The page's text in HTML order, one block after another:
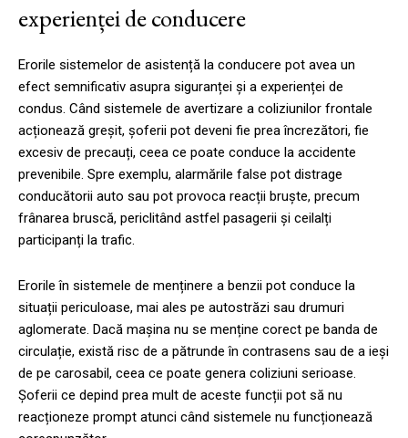
experienței de conducere
Erorile sistemelor de asistență la conducere pot avea un
efect semnificativ asupra siguranței și a experienței de
condus. Când sistemele de avertizare a coliziunilor frontale
acționează greșit, șoferii pot deveni fie prea încrezători, fie
excesiv de precauți, ceea ce poate conduce la accidente
prevenibile. Spre exemplu, alarmările false pot distrage
conducătorii auto sau pot provoca reacții bruște, precum
frânarea bruscă, periclitând astfel pasagerii și ceilalți
participanți la trafic.
Erorile în sistemele de menținere a benzii pot conduce la
situații periculoase, mai ales pe autostrăzi sau drumuri
aglomerate. Dacă mașina nu se menține corect pe banda de
circulație, există risc de a pătrunde în contrasens sau de a ieși
de pe carosabil, ceea ce poate genera coliziuni serioase.
Șoferii ce depind prea mult de aceste funcții pot să nu
reacționeze prompt atunci când sistemele nu funcționează